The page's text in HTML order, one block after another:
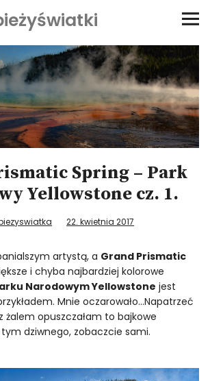
ściany
Spring – Park
Yellowstone cz. 1.
22. kwietnia 2017
artystą, a Grand Prismatic
i chyba najbardziej kolorowe
Narodowym Yellowstone jest
Mnie oczarowało…Napatrzeć
żalem opuszczałam to bajkowe
dziwnego, zobaczcie sami.